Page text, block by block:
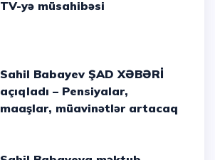
TV-yə müsahibəsi
Sahil Babayev ŞAD XƏBƏRİ
açıqladı – Pensiyalar,
maaşlar, müavinətlər artacaq